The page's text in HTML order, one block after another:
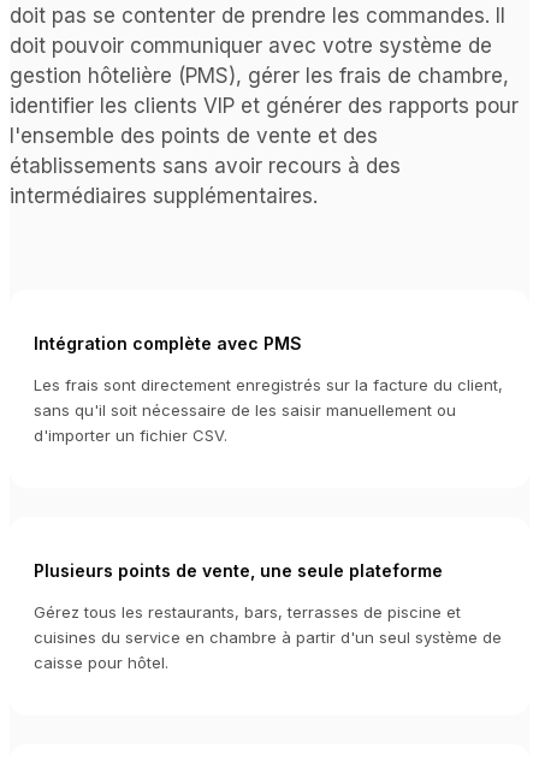
doit pas se contenter de prendre les commandes. Il
doit pouvoir communiquer avec votre système de
gestion hôtelière (PMS), gérer les frais de chambre,
identifier les clients VIP et générer des rapports pour
l'ensemble des points de vente et des
établissements sans avoir recours à des
intermédiaires supplémentaires.
Intégration complète avec PMS
Les frais sont directement enregistrés sur la facture du client,
sans qu'il soit nécessaire de les saisir manuellement ou
d'importer un fichier CSV.
Plusieurs points de vente, une seule plateforme
Gérez tous les restaurants, bars, terrasses de piscine et
cuisines du service en chambre à partir d'un seul système de
caisse pour hôtel.